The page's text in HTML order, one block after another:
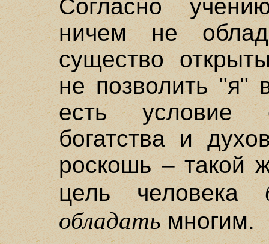
Согласно
ничем не
существо
не позволить "я"
есть условие
богатства и
роскошь – такой
цель человека
обладатьмногим.